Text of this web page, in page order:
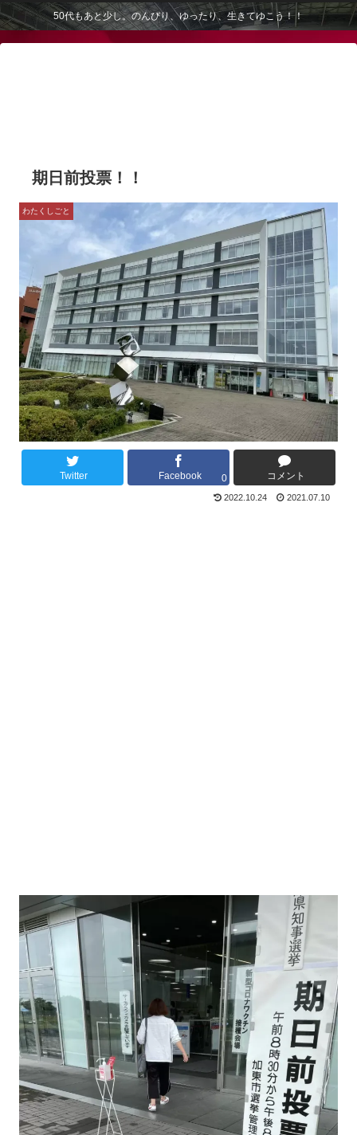
50代もあと少し。のんびり、ゆったり、生きてゆこう！！
期日前投票！！
わたくしごと
Twitter Facebook 0 コメント
2022.10.24 2021.07.10